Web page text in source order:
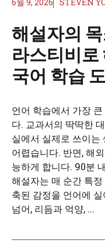
해설자의
라스티비로
국어 학습
언어 학습에서 가장
다. 교과서의 딱딱한
실에서 실제로 쓰이는
어렵습니다. 반면, 해
능하게 합니다. 90분
해설자는 매 순간 특
축된 감정을 언어에
넘어, 리듬과 억양, ...